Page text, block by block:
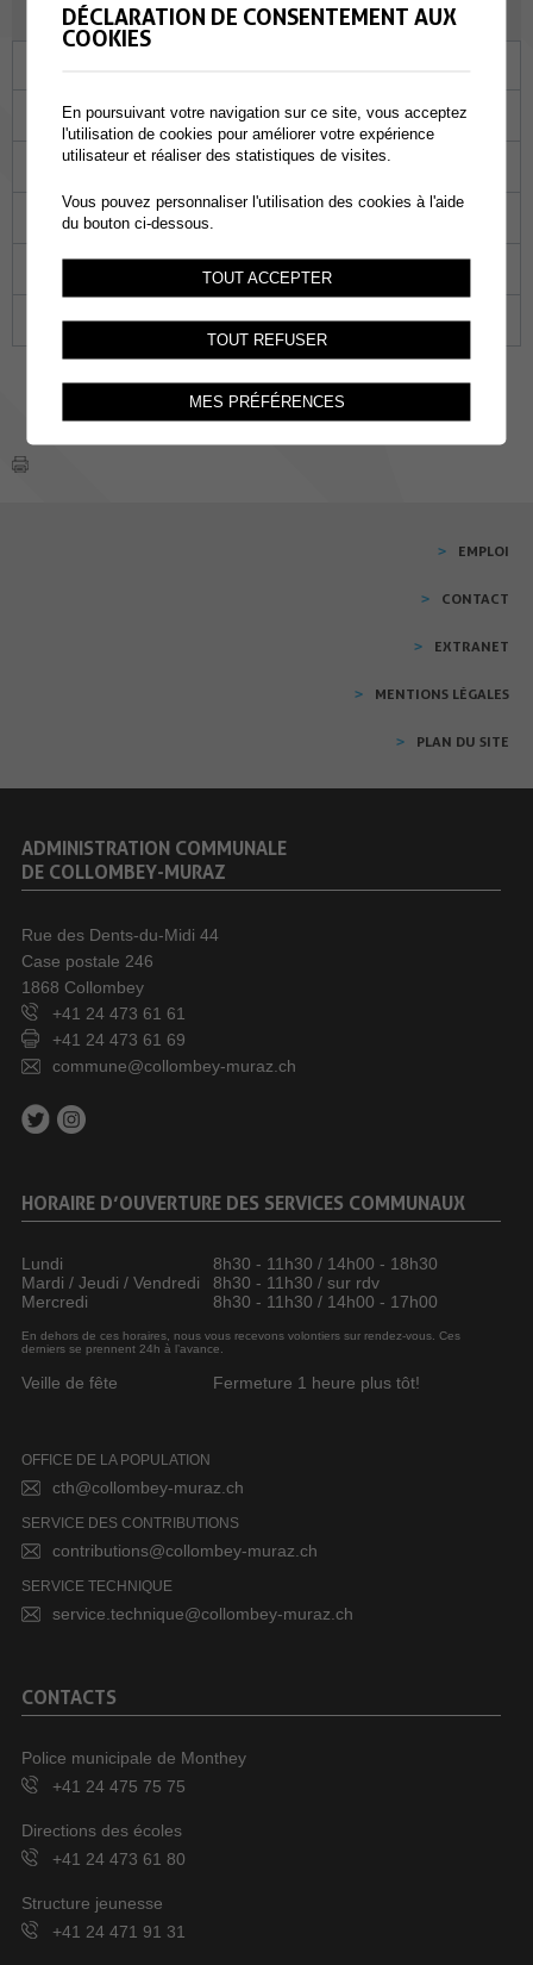
AOÛT 2023
01 02 03 04 05
08 09 10 11
15 16
23 24 25
29 30 31 01 02
EMPLOI
CONTACT
EXTRANET
MENTIONS LÉGALES
PLAN DU SITE
ADMINISTRATION COMMUNALE
DE COLLOMBEY-MURAZ
Rue des Dents-du-Midi 44
Case postale 246
1868 Collombey
+41 24 473 61 61
+41 24 473 61 69
commune@collombey-muraz.ch
HORAIRE D’OUVERTURE DES SERVICES COMMUNAUX
Lundi
8h30 - 11h30 / 14h00 - 18h30
Mardi / Jeudi / Vendredi
8h30 - 11h30 / sur rdv
Mercredi
8h30 - 11h30 / 14h00 - 17h00
En dehors de ces horaires, nous vous recevons volontiers sur rendez-vous. Ces
derniers se prennent 24h à l’avance.
Veille de fête Fermeture 1 heure plus tôt!
OFFICE DE LA POPULATION
cth@collombey-muraz.ch
SERVICE DES CONTRIBUTIONS
contributions@collombey-muraz.ch
SERVICE TECHNIQUE
service.technique@collombey-muraz.ch
CONTACTS
Police municipale de Monthey
+41 24 475 75 75
Directions des écoles
+41 24 473 61 80
Structure jeunesse
+41 24 471 91 31
DÉCLARATION DE CONSENTEMENT AUX
COOKIES
En poursuivant votre navigation sur ce site, vous acceptez
l'utilisation de cookies pour améliorer votre expérience
utilisateur et réaliser des statistiques de visites.
Vous pouvez personnaliser l'utilisation des cookies à l'aide
du bouton ci-dessous.
TOUT ACCEPTER
TOUT REFUSER
MES PRÉFÉRENCES